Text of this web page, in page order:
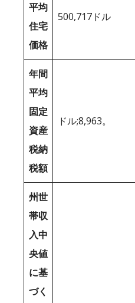
平均
住宅
価格
500,717ドル
年間
平均
固定
資産
税納
税額
ドル;8,963。
州世
帯収
入中
央値
に基
づく